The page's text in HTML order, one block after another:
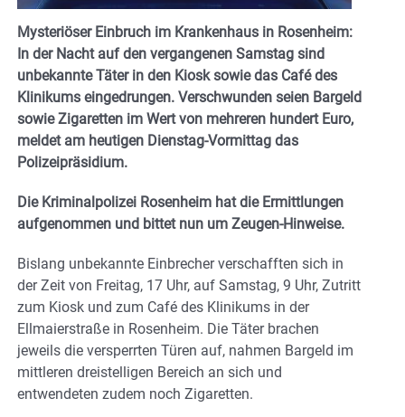
Mysteriöser Einbruch im Krankenhaus in Rosenheim:
In der Nacht auf den vergangenen Samstag sind
unbekannte Täter in den Kiosk sowie das Café des
Klinikums eingedrungen. Verschwunden seien Bargeld
sowie Zigaretten im Wert von mehreren hundert Euro,
meldet am heutigen Dienstag-Vormittag das
Polizeipräsidium.
Die Kriminalpolizei Rosenheim hat die Ermittlungen
aufgenommen und bittet nun um Zeugen-Hinweise.
Bislang unbekannte Einbrecher verschafften sich in
der Zeit von Freitag, 17 Uhr, auf Samstag, 9 Uhr, Zutritt
zum Kiosk und zum Café des Klinikums in der
Ellmaierstraße in Rosenheim. Die Täter brachen
jeweils die versperrten Türen auf, nahmen Bargeld im
mittleren dreistelligen Bereich an sich und
entwendeten zudem noch Zigaretten.